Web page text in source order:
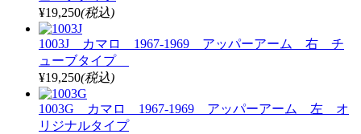
¥19,250(税込)
1003J カマロ 1967-1969 アッパーアーム 右 チ
ューブタイプ
¥19,250(税込)
1003G カマロ 1967-1969 アッパーアーム 左 オ
リジナルタイプ